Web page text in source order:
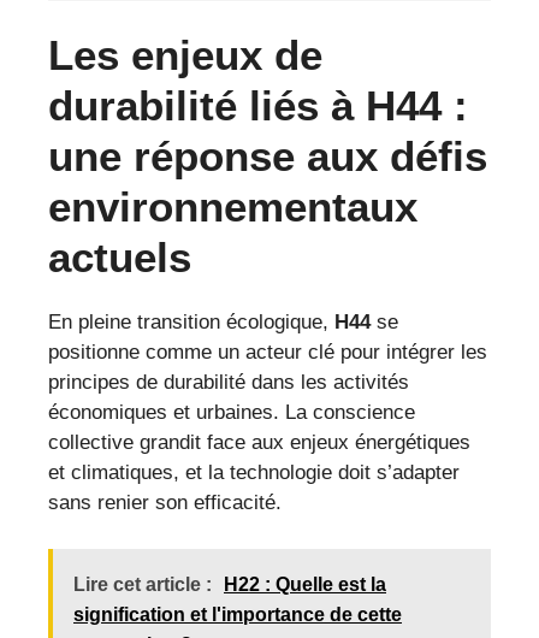
Les enjeux de
durabilité liés à H44 :
une réponse aux défis
environnementaux
actuels
En pleine transition écologique, H44se
positionne comme un acteur clé pour intégrer les
principes de durabilité dans les activités
économiques et urbaines. La conscience
collective grandit face aux enjeux énergétiques
et climatiques, et la technologie doit s’adapter
sans renier son efficacité.
Lire cet article :
H22 : Quelle est la
signification et l'importance de cette